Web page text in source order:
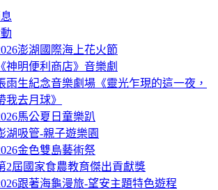
澎湖國際海上花火節
《神明便利商店》音樂劇
雨生紀念音樂劇場《靈光乍現的這一夜，
我去月球》
馬公夏日童樂趴
湖吸管-親子遊樂園
金色雙島藝術祭
2屆國家食農教育傑出貢獻獎
跟著海龜漫旅-望安主題特色遊程